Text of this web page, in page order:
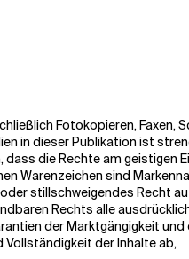
Fotokopieren, Faxen,
in dieser Publikation ist
die Rechte am geistigen
Warenzeichen sind
stillschweigendes Recht
Rechts alle
der Marktgängigkeit
der Inhalte ab,